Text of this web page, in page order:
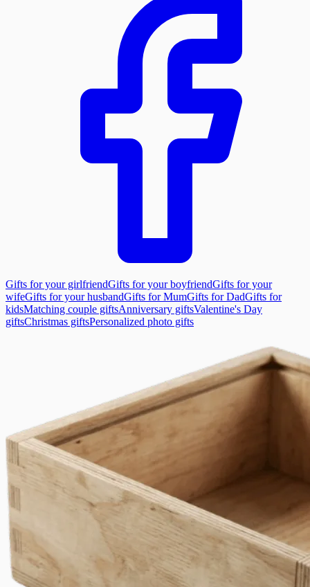
Gifts for your girlfriendGifts for your boyfriendGifts for your
wifeGifts for your husbandGifts for MumGifts for DadGifts for
kidsMatching couple giftsAnniversary giftsValentine's Day
giftsChristmas giftsPersonalized photo gifts